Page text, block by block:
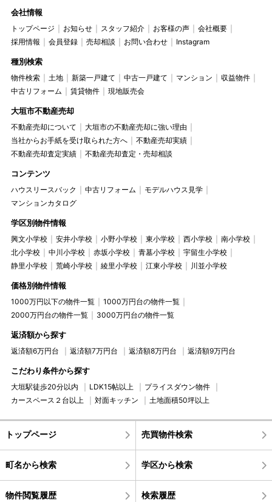
会社情報
トップページ お知らせ スタッフ紹介 お客様の声
会社概要
採用情報
会員登録 売却相談 お問い合わせ Instagram
種別検索
物件検索 土地 新築一戸建て 中古一戸建て マンション
収益物件
中古リフォーム
賃貸物件 現地販売会
大垣市不動産売却
不動産売却について
大垣市の不動産売却に強い理由
当社からお手紙を受け取られた方へ
不動産売却実績
不動産売却査定実績
不動産売却査定・売却相談
コンテンツ
ハウスリースバック 中古リフォーム
モデルハウス見学
マンションカタログ
学区別物件情報
興文小学校 安井小学校 小野小学校 東小学校 西小学校
南小学校
北小学校
中川小学校 赤坂小学校 青墓小学校
宇留生小学校
静里小学校
荒崎小学校 綾里小学校 江東小学校 川並小学校
価格別物件情報
1000万円以下の物件一覧
1000万円台の物件一覧
2000万円台の物件一覧
3000万円台の物件一覧
返済額から探す
返済額6万円台 返済額7万円台 返済額8万円台 返済額9万円台
こだわり条件から探す
大垣駅徒歩20分以内 LDK15帖以上
プライスダウン物件
カースペース２台以上
対面キッチン 土地面積50坪以上
トップページ 売買物件検索
町名から検索 学区から検索
物件閲覧履歴 検索履歴